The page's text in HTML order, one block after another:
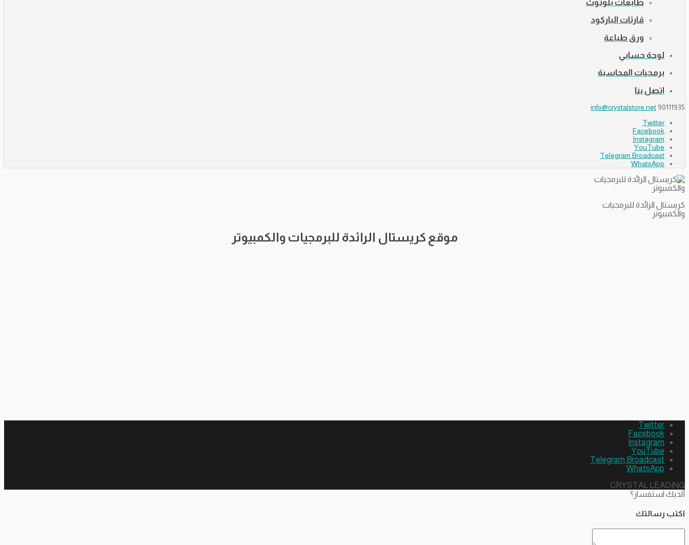
طابعات بلوتوث
قارئات الباركود
ورق طباعة
لوحة حسابي
برمجيات المحاسبة
اتصل بنا
90111935
info@crystalstore.net
Twitter
Facebook
Instagram
YouTube
Telegram Broadcast
WhatsApp
كريستال الرائدة للبرمجيات
والكمبيوتر
موقع كريستال الرائدة للبرمجيات والكمبيوتر
Twitter
Facebook
Instagram
YouTube
Telegram Broadcast
WhatsApp
CRYSTAL LEADING
ألديك استفسار؟
اكتب رسالتك